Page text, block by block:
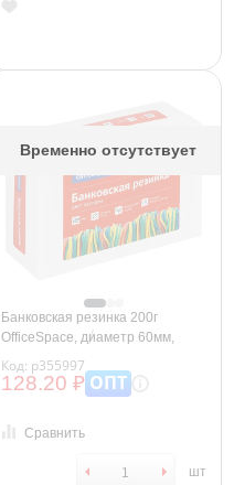
Временно отсутствует
Банковская резинка 200г
OfficeSpace, диаметр 60мм,
ассорти, коробка
Код: р355997
128.20 ₽ ОПТ
Сравнить
шт